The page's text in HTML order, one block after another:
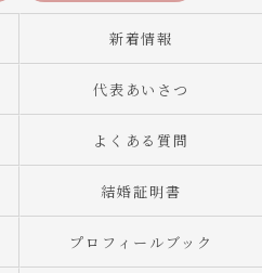
新着情報
代表あいさつ
よくある質問
結婚証明書
プロフィールブック